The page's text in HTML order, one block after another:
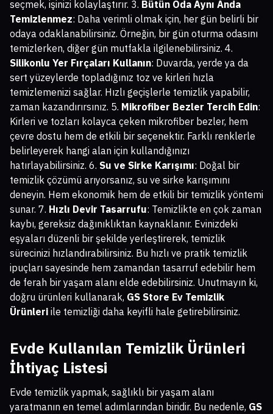
seçmek, işinizi kolaylaştırır. 3. Bütün Oda Aynı Anda
Temizlenmez: Daha verimli olmak için, her gün belirli bir
odaya odaklanabilirsiniz. Örneğin, bir gün oturma odasını
temizlerken, diğer gün mutfakla ilgilenebilirsiniz. 4.
Silikonlu Yer Fırçaları Kullanın: Duvarda, yerde ya da
sert yüzeylerde topladığınız toz ve kirleri hızla
temizlemenizi sağlar. Hızlı geçişlerle temizlik yapabilir,
zaman kazandırırsınız. 5. Mikrofiber Bezler Tercih Edin:
Kirleri ve tozları kolayca çeken mikrofiber bezler, hem
çevre dostu hem de etkili bir seçenektir. Farklı renklerle
belirleyerek hangi alan için kullandığınızı
hatırlayabilirsiniz. 6. Su ve Sirke Karışımı: Doğal bir
temizlik çözümü arıyorsanız, su ve sirke karışımını
deneyin. Hem ekonomik hem de etkili bir temizlik yöntemi
sunar. 7. Hızlı Devir Tasarrufu: Temizlikte en çok zaman
kaybı, gereksiz dağınıklıktan kaynaklanır. Evinizdeki
eşyaları düzenli bir şekilde yerleştirerek, temizlik
sürecinizi hızlandırabilirsiniz. Bu hızlı ve pratik temizlik
ipuçları sayesinde hem zamandan tasarruf edebilir hem
de ferah bir yaşam alanı elde edebilirsiniz. Unutmayın ki,
doğru ürünleri kullanarak, GS Store Ev Temizlik
Ürünleri ile temizliği daha keyifli hale getirebilirsiniz.
Evde Kullanılan Temizlik Ürünleri
İhtiyaç Listesi
Evde temizlik yapmak, sağlıklı bir yaşam alanı
yaratmanın en temel adımlarından biridir. Bu nedenle, GS